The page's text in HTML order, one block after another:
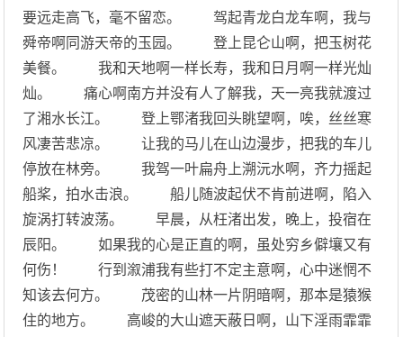
要远走高飞，毫不留恋。 驾起青龙白龙车啊，我与
舜帝啊同游天帝的玉园。 登上昆仑山啊，把玉树花
美餐。 我和天地啊一样长寿，我和日月啊一样光灿
灿。 痛心啊南方并没有人了解我，天一亮我就渡过
了湘水长江。 登上鄂渚我回头眺望啊，唉，丝丝寒
风凄苦悲凉。 让我的马儿在山边漫步，把我的车儿
停放在林旁。 我驾一叶扁舟上溯沅水啊，齐力摇起
船桨，拍水击浪。 船儿随波起伏不肯前进啊，陷入
旋涡打转波荡。 早晨，从枉渚出发，晚上，投宿在
辰阳。 如果我的心是正直的啊，虽处穷乡僻壤又有
何伤！ 行到溆浦我有些打不定主意啊，心中迷惘不
知该去何方。 茂密的山林一片阴暗啊，那本是猿猴
住的地方。 高峻的大山遮天蔽日啊，山下淫雨霏霏